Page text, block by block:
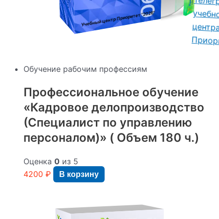
Учебный центр Приоритет"2026"
Обучение рабочим профессиям
Профессиональное обучение
«Кадровое делопроизводство
(Специалист по управлению
персоналом)» ( Объем 180 ч.)
Оценка 0 из 5
4200 ₽ В корзину